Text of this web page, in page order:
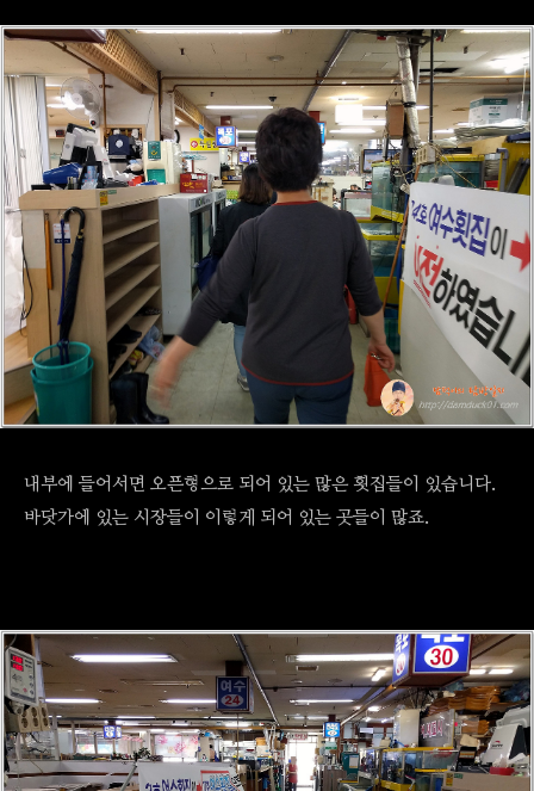
내부에 들어서면 오픈형으로 되어 있는 많은 횟집들이 있습니다.
바닷가에 있는 시장들이 이렇게 되어 있는 곳들이 많죠.